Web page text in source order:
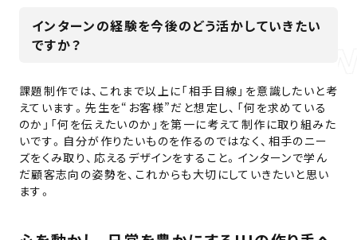
インターンの経験を今後のどう活かしていきたい
ですか？
課題制作では、これまで以上に「相手目線」を意識したいと考
えています。先生を“お客様”だと想定し、「何を求めている
のか」「何を伝えたいのか」を第一に考えて制作に取り組みた
いです。自分が作りたいものを作るのではなく、相手のニー
ズをくみ取り、応えるデザインをすること。インターンで学ん
だ顧客志向の姿勢を、これからも大切にしていきたいと思い
ます。